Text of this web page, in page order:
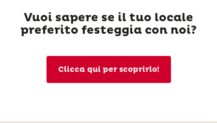
Vuoi sapere se il tuo locale
preferito festeggia con noi?
Clicca qui per scoprirlo!